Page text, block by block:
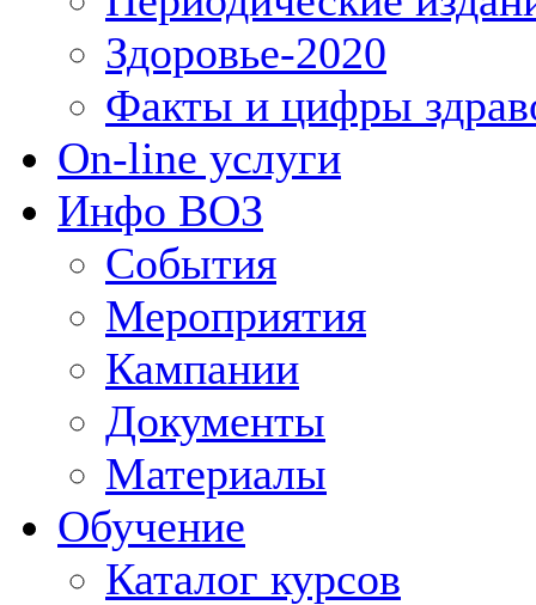
Здоровье-2020
Факты и цифры
On-line услуги
Инфо ВОЗ
События
Мероприятия
Кампании
Документы
Материалы
Обучение
Каталог курсов